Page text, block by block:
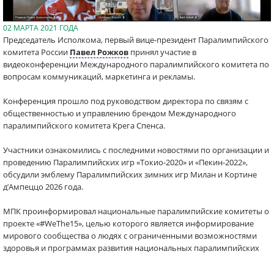
02 МАРТА 2021 ГОДА
Председатель Исполкома, первый вице-президент Паралимпийского
комитета России Павел Рожков принял участие в
видеоконференции Международного паралимпийского комитета по
вопросам коммуникаций, маркетинга и рекламы.
Конференция прошло под руководством директора по связям с
общественностью и управлению брендом Международного
паралимпийского комитета Крега Спенса.
Участники ознакомились с последними новостями по организации и
проведению Паралимпийских игр «Токио-2020» и «Пекин-2022»,
обсудили эмблему Паралимпийских зимних игр Милан и Кортине
д’Ампеццо 2026 года.
МПК проинформировал национальные паралимпийские комитеты о
проекте «#WeThe15», целью которого является информирование
мирового сообщества о людях с ограниченными возможностями
здоровья и программах развития национальных паралимпийских